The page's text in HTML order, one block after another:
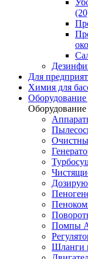
Для
Химия для
Оборудование
Оборудование
Помпы
Шланги